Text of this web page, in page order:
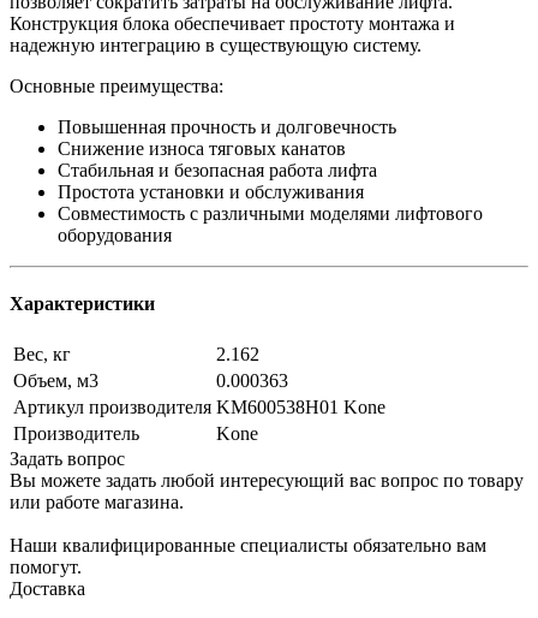
Конструкция блока обеспечивает простоту монтажа и
надежную интеграцию в существующую систему.
Основные преимущества:
Повышенная прочность и долговечность
Снижение износа тяговых канатов
Стабильная и безопасная работа лифта
Простота установки и обслуживания
Совместимость с различными моделями лифтового
оборудования
Характеристики
Вес, кг
2.162
Объем, м3
0.000363
Артикул производителя KM600538H01 Kone
Производитель
Kone
Задать вопрос
Вы можете задать любой интересующий вас вопрос по товару
или работе магазина.
Наши квалифицированные специалисты обязательно вам
помогут.
Доставка